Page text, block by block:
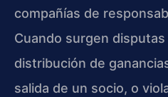
compañías de
Cuando surgen
distribución de
salida de un socio, o